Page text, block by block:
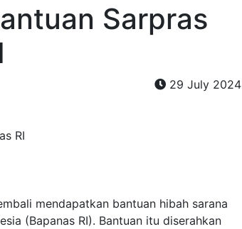
Sarpras
29 July 2024
mendapatkan bantuan hibah sarana
(Bapanas RI). Bantuan itu diserahkan